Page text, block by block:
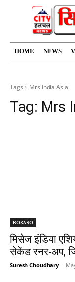
HOME NEWS
Tags Mrs India Asia
Tag: Mrs
BOKARO
मिसेज इंडिया
सेकेंड रनर-अप,
Suresh Choudhary -